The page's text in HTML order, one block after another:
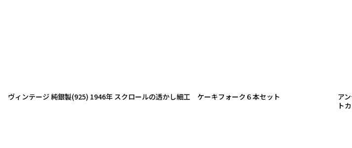
ヴィンテージ 純銀製(925) 1946年 スクロールの透かし細工 ケーキフォーク６本セット
ア
ト